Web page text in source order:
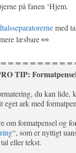
på fanen ‘Hjem.
med
læsbare 👀
TIP:
du kan lide,
eget ark med
om formatpensel og
“, som er nyttigt
eller tekst.